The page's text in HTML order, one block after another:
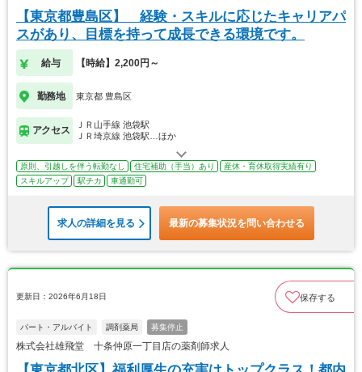
【東京都豊島区】 経験・スキルに応じたキャリアパ
スがあり、目標を持って成長できる環境です。
給与 【時給】2,200円～
勤務地 東京都 豊島区
アクセス
ＪＲ山手線 池袋駅
ＪＲ埼京線 池袋駅…ほか
原則、引越しを伴う転勤なし 住宅補助（手当）あり
産休・育休取得実績有り
スキルアップ
駅チカ 車通勤可
求人の詳細を見る 最新の募集状況を問い合わせる
更新日：2026年6月18日 保存する
パート・アルバイト 調剤薬局 募集停止
株式会社雄飛堂 十条仲原一丁目店の薬剤師求人